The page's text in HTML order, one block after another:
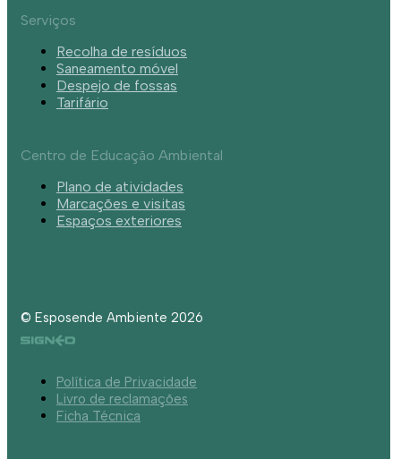
Serviços
Recolha de resíduos
Saneamento móvel
Despejo de fossas
Tarifário
Centro de Educação Ambiental
Plano de atividades
Marcações e visitas
Espaços exteriores
© Esposende Ambiente 2026
Política de Privacidade
Livro de reclamações
Ficha Técnica